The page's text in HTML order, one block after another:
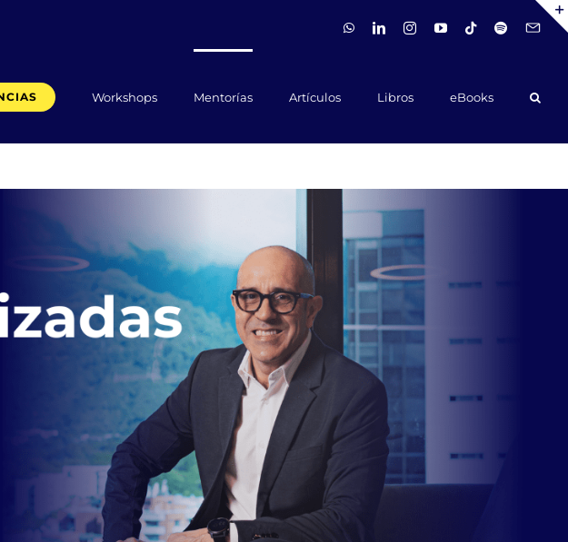
WhatsApp
LinkedInInstagramYouTubeTiktokSpotify
Workshops Mentorías Artículos Libros eBooks